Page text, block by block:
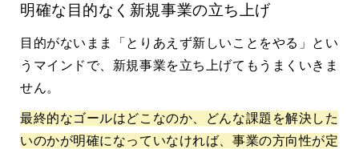
明確な目的なく新規事業の立ち上げ
目的がないまま「とりあえず新しいことをやる」とい
うマインドで、新規事業を立ち上げてもうまくいきま
せん。
最終的なゴールはどこなのか、どんな課題を解決した
いのかが明確になっていなければ、事業の方向性が定